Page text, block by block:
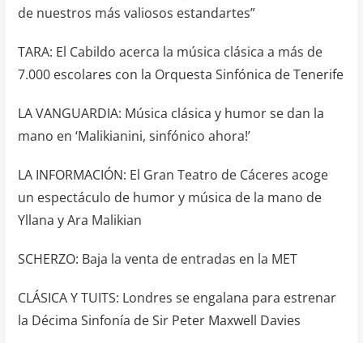
de nuestros más valiosos estandartes”
TARA: El Cabildo acerca la música clásica a más de
7.000 escolares con la Orquesta Sinfónica de Tenerife
LA VANGUARDIA: Música clásica y humor se dan la
mano en ‘Malikianini, sinfónico ahora!’
LA INFORMACIÓN: El Gran Teatro de Cáceres acoge
un espectáculo de humor y música de la mano de
Yllana y Ara Malikian
SCHERZO: Baja la venta de entradas en la MET
CLÁSICA Y TUITS: Londres se engalana para estrenar
la Décima Sinfonía de Sir Peter Maxwell Davies